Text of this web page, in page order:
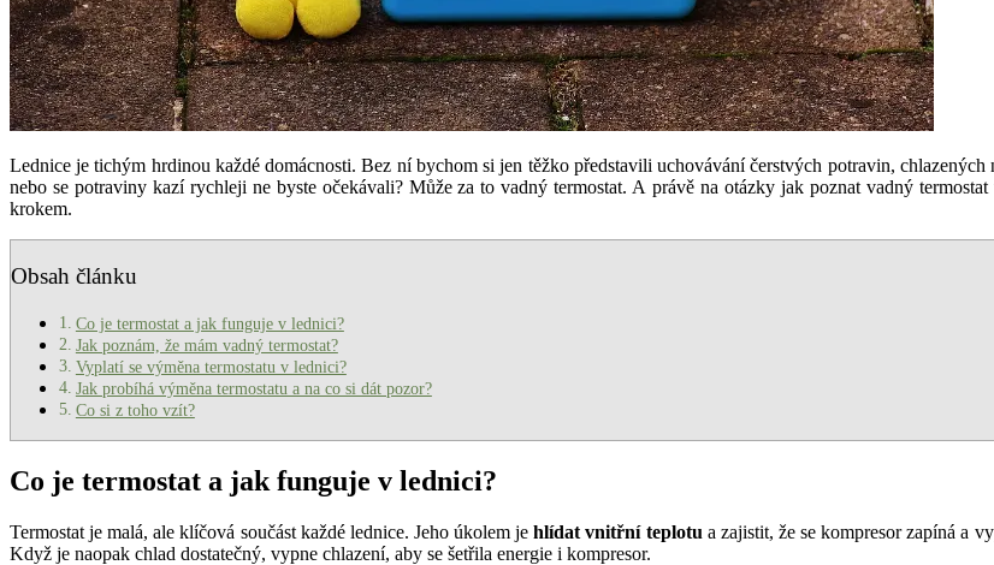
Lednice je tichým hrdinou každé domácnosti. Bez ní bychom si jen těžko představili uchovávání čerstvých potravin,
nebo se potraviny kazí rychleji ne byste očekávali? Může za to vadný termostat. A právě na otázky jak poznat vadný
krokem.
Obsah článku
Co je termostat a jak funguje v lednici?
Jak poznám, že mám vadný termostat?
Vyplatí se výměna termostatu v lednici?
Jak probíhá výměna termostatu a na co si dát pozor?
Co si z toho vzít?
Co je termostat a jak funguje v lednici?
Termostat je malá, ale klíčová součást každé lednice. Jeho úkolem jehlídat vnitřní teplotu a zajistit, že se kompresor zapíná a
Když je naopak chlad dostatečný, vypne chlazení, aby se šetřila energie i kompresor.